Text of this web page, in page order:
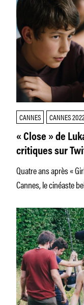
CANNES CANNES
« Close » de
critiques sur
Quatre ans après «
Cannes, le cinéaste